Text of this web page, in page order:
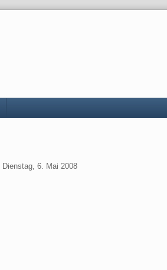
Dienstag, 6. Mai 2008